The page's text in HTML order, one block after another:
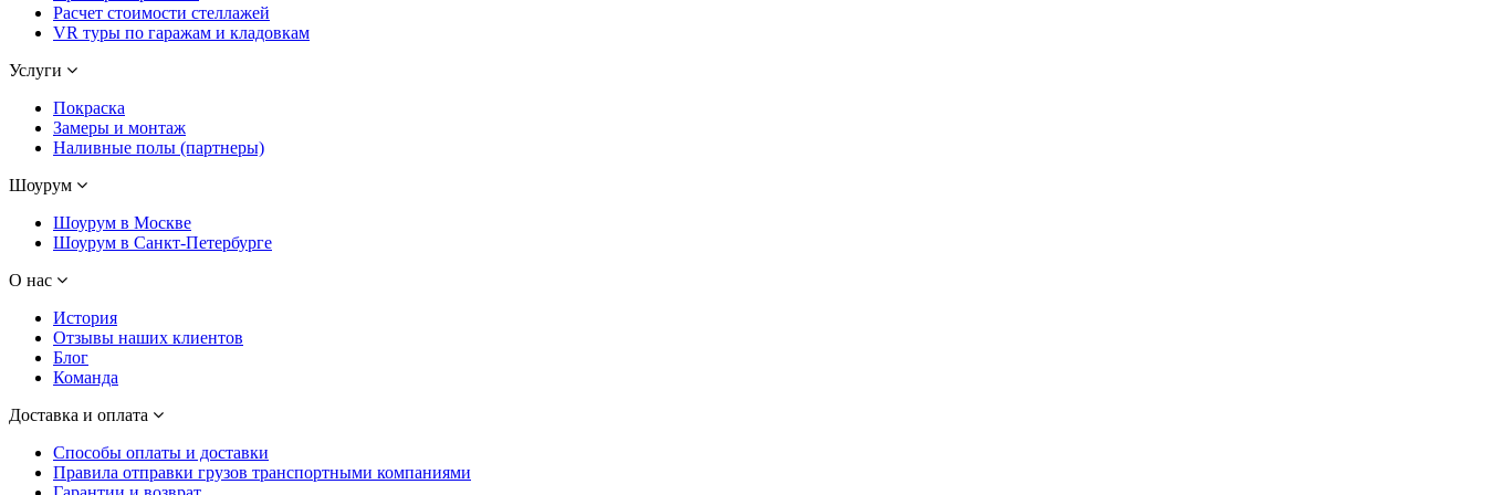
Расчет стоимости стеллажей
VR туры по гаражам и кладовкам
Услуги
Покраска
Замеры и монтаж
Наливные полы (партнеры)
Шоурум
Шоурум в Москве
Шоурум в Санкт-Петербурге
О нас
История
Отзывы наших клиентов
Блог
Команда
Доставка и оплата
Способы оплаты и доставки
Правила отправки грузов транспортными компаниями